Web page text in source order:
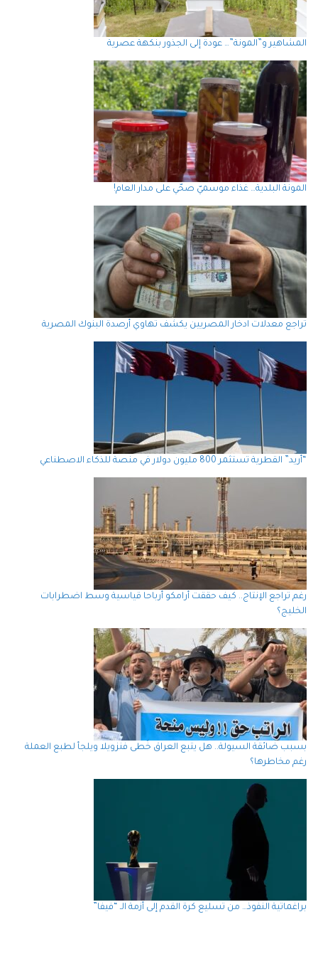
المشاهير و”المونة”… عودة إلى الجذور بنكهة عصرية
المونة البلدية… غذاء موسميّ صحّي على مدار العام!
تراجع معدلات ادخار المصريين يكشف تهاوي أرصدة البنوك المصرية
“أريد” القطرية تستثمر 800 مليون دولار في منصة للذكاء الاصطناعي
رغم تراجع الإنتاج.. كيف حققت أرامكو أرباحا قياسية وسط اضطرابات
الخليج؟
بسبب ضائقة السيولة.. هل يتبع العراق خُطى فنزويلا ويلجأ لطبع العملة
رغم مخاطرها؟
براغماتية النفوذ… من تسليع كرة القدم إلى أزمة الـ “فيفا”